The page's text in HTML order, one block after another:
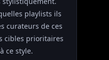
playlists ils
curateurs de ces
cibles prioritaires
ce style.